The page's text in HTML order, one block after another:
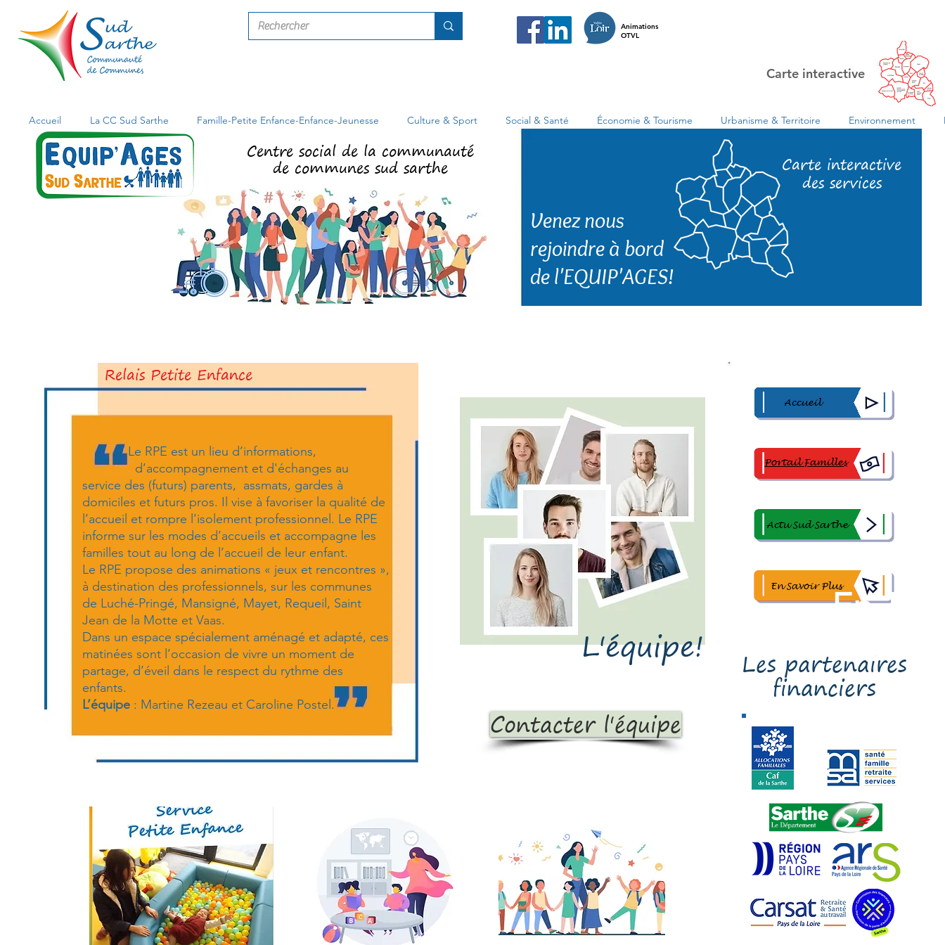
Animations
OTVL
Carte interactive
En 1
Clic
Venez nous
rejoindre à bord
de l'EQUIP'AGES!
Carte interactive
des services
Centre social de la communauté
de communes sud sarthe
Le RPE est un lieu d’informations,
d’accompagnement et d'échanges au
service des (futurs) parents, assmats, gardes à
domiciles et futurs pros. Il vise à favoriser la qualité de
l’accueil et rompre l’isolement professionnel. Le RPE
informe sur les modes d’accueils et accompagne les
familles tout au long de l’accueil de leur enfant.
Le RPE propose des animations « jeux et rencontres »,
à destination des professionnels, sur les communes
de Luché-Pringé, Mansigné, Mayet, Requeil, Saint
Jean de la Motte et Vaas.
Dans un espace spécialement aménagé et adapté, ces
matinées sont l’occasion de vivre un moment de
partage, d’éveil dans le respect du rythme des
enfants.
L’équipe : Martine Rezeau et Caroline Postel.
Relais Petite Enfance
L'équipe!
Contacter l'équipe
Accueil
Portail Familles
Actu Sud Sarthe
En Savoir Plus
Les partenaires
financiers
Accueil La CC Sud Sarthe Famille-Petite Enfance-Enfance-Jeunesse Culture & Sport Social & Santé Économie & Tourisme Urbanisme & Territoire Environnement